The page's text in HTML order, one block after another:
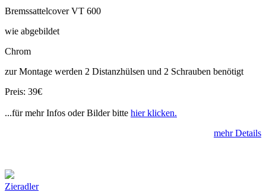
Bremssattelcover VT 600
wie abgebildet
Chrom
zur Montage werden 2 Distanzhülsen und 2 Schrauben benötigt
Preis: 39€
...für mehr Infos oder Bilder bitte hier klicken.
mehr Details
Zieradler